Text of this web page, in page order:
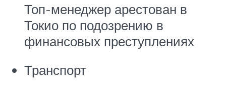
Топ-менеджер арестован в
Токио по подозрению в
финансовых преступлениях
Транспорт